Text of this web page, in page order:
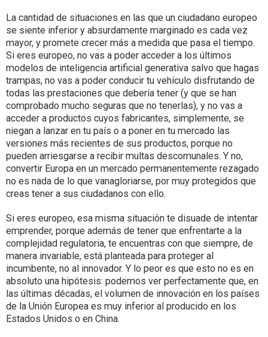
La cantidad de situaciones en las que un ciudadano europeo
se siente inferior y absurdamente marginado es cada vez
mayor, y promete crecer más a medida que pasa el tiempo.
Si eres europeo, no vas a poder acceder a los últimos
modelos de inteligencia artificial generativa salvo que hagas
trampas, no vas a poder conducir tu vehículo disfrutando de
todas las prestaciones que debería tener (y que se han
comprobado mucho seguras que no tenerlas), y no vas a
acceder a productos cuyos fabricantes, simplemente, se
niegan a lanzar en tu país o a poner en tu mercado las
versiones más recientes de sus productos, porque no
pueden arriesgarse a recibir multas descomunales. Y no,
convertir Europa en un mercado permanentemente rezagado
no es nada de lo que vanagloriarse, por muy protegidos que
creas tener a sus ciudadanos con ello.
Si eres europeo, esa misma situación te disuade de intentar
emprender, porque además de tener que enfrentarte a la
complejidad regulatoria, te encuentras con que siempre, de
manera invariable, está planteada para proteger al
incumbente, no al innovador. Y lo peor es que esto no es en
absoluto una hipótesis: podemos ver perfectamente que, en
las últimas décadas, el volumen de innovación en los países
de la Unión Europea es muy inferior al producido en los
Estados Unidos o en China.